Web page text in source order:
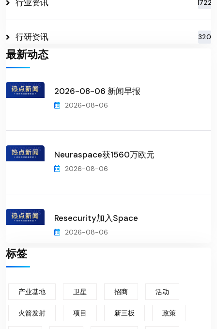
行业资讯 1722
行研资讯 320
最新动态
2026-08-06 新闻早报
2026-08-06
Neuraspace获1560万欧元
2026-08-06
Resecurity加入Space
2026-08-06
标签
产业基地 卫星 招商 活动
火箭发射 项目 新三板 政策